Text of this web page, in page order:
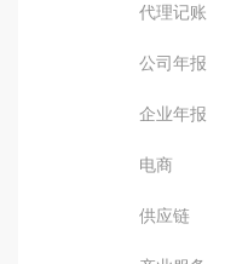
代理记账
公司年报
企业年报
电商
供应链